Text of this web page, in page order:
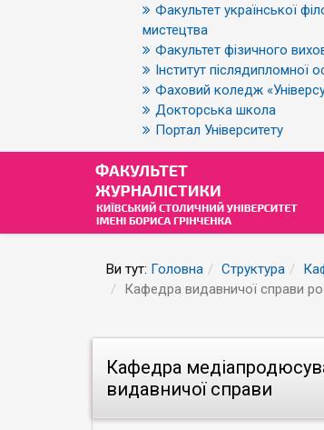
Факультет української
мистецтва
Факультет фізичного
Інститут післядипломної
Фаховий коледж
Докторська школа
Портал Університету
Ви тут: Головна Структура
Кафедра видавничої справи
Кафедра
видавничої справи